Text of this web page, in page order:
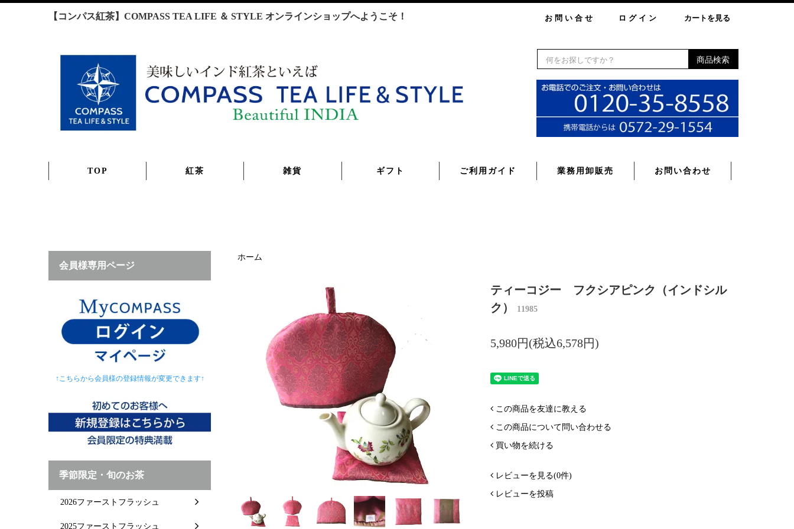
【コンパス紅茶】COMPASS TEA LIFE ＆ STYLE オンラインショップへようこそ！ お問い合せ ログイン カートを見る
商品検索
TOP 紅茶 雑貨 ギフト ご利用ガイド 業務用卸販売 お問い合わせ
ホーム
ティーコジー フクシアピンク（インドシル
ク）
11985
5,980円(税込6,578円)
この商品を友達に教える
この商品について問い合わせる
買い物を続ける
レビューを見る(0件)
レビューを投稿
会員様専用ページ
↑こちらから会員様の登録情報が変更できます↑
季節限定・旬のお茶
2026ファーストフラッシュ
2025ファーストフラッシュ